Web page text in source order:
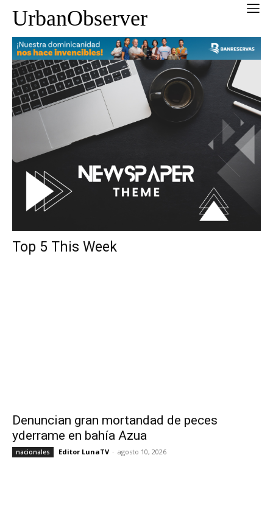
UrbanObserver
Top 5 This Week
Denuncian gran mortandad de peces
yderrame en bahía Azua
nacionales Editor LunaTV - agosto 10, 2026